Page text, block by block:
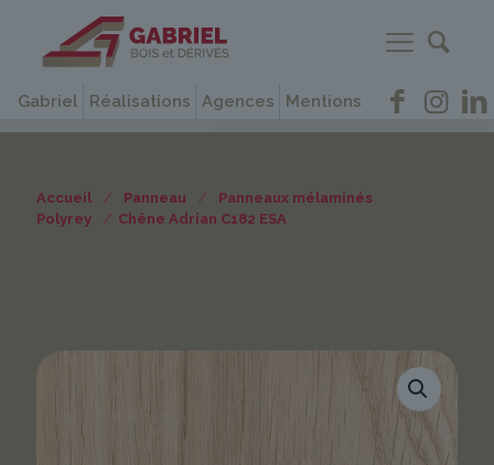
Gabriel Réalisations Agences Mentions
Accueil / Panneau /
Panneaux mélaminés
Polyrey
/ Chêne Adrian C182 ESA